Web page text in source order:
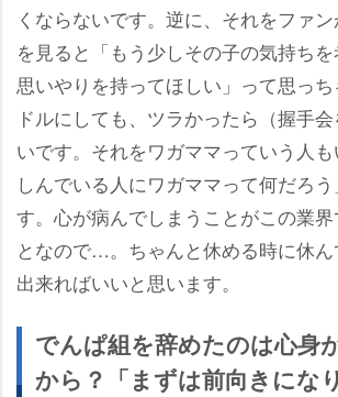
くならないです。逆に、それをファ
を見ると「もう少しその子の気持ちを
思いやりを持ってほしい」って思っ
ドルにしても、ツラかったら（握手
いです。それをワガママっていう人
しんでいる人にワガママって何だろ
す。心が病んでしまうことがこの業界
となので…。ちゃんと休める時に休
出来ればいいと思います。
でんぱ組を辞めたのは心身
から？「まずは前向きにな